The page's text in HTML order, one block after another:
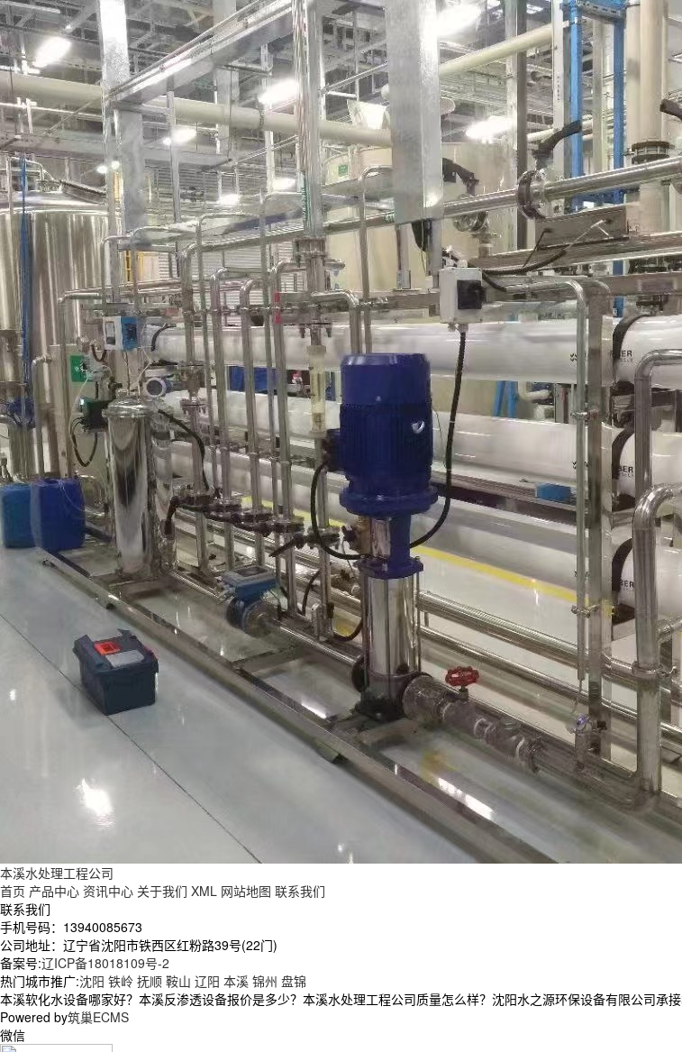
本溪水处理工程公司
首页 产品中心 资讯中心 关于我们 XML 网站地图 联系我们
联系我们
手机号码：13940085673
公司地址：辽宁省沈阳市铁西区红粉路39号(22门)
备案号:辽ICP备18018109号-2
热门城市推广:沈阳 铁岭 抚顺 鞍山 辽阳 本溪 锦州 盘锦
本溪软化水设备哪家好？本溪反渗透设备报价是多少？本溪水处理工程公司质量怎么样？沈阳水之源环保设备有限公司
Powered by筑巢ECMS
微信